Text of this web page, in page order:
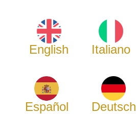
English Italiano
Español Deutsch